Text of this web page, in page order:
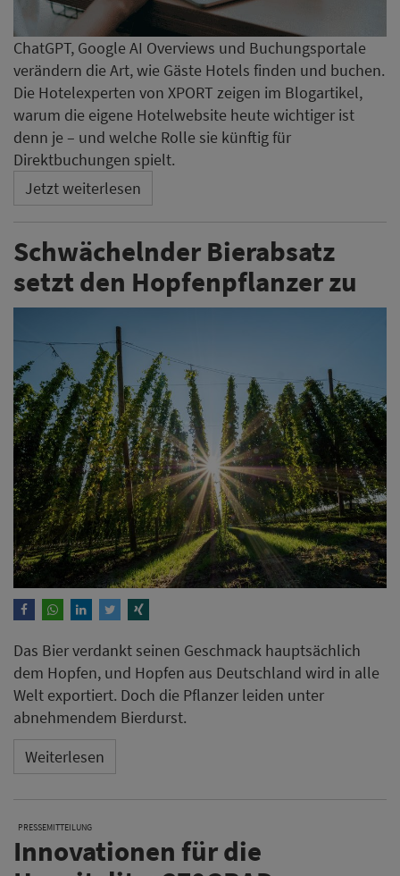
ChatGPT, Google AI Overviews und Buchungsportale
verändern die Art, wie Gäste Hotels finden und buchen.
Die Hotelexperten von XPORT zeigen im Blogartikel,
warum die eigene Hotelwebsite heute wichtiger ist
denn je – und welche Rolle sie künftig für
Direktbuchungen spielt.
Jetzt weiterlesen
Schwächelnder Bierabsatz
setzt den Hopfenpflanzer zu
Das Bier verdankt seinen Geschmack hauptsächlich
dem Hopfen, und Hopfen aus Deutschland wird in alle
Welt exportiert. Doch die Pflanzer leiden unter
abnehmendem Bierdurst.
Weiterlesen
PRESSEMITTEILUNG
Innovationen für die